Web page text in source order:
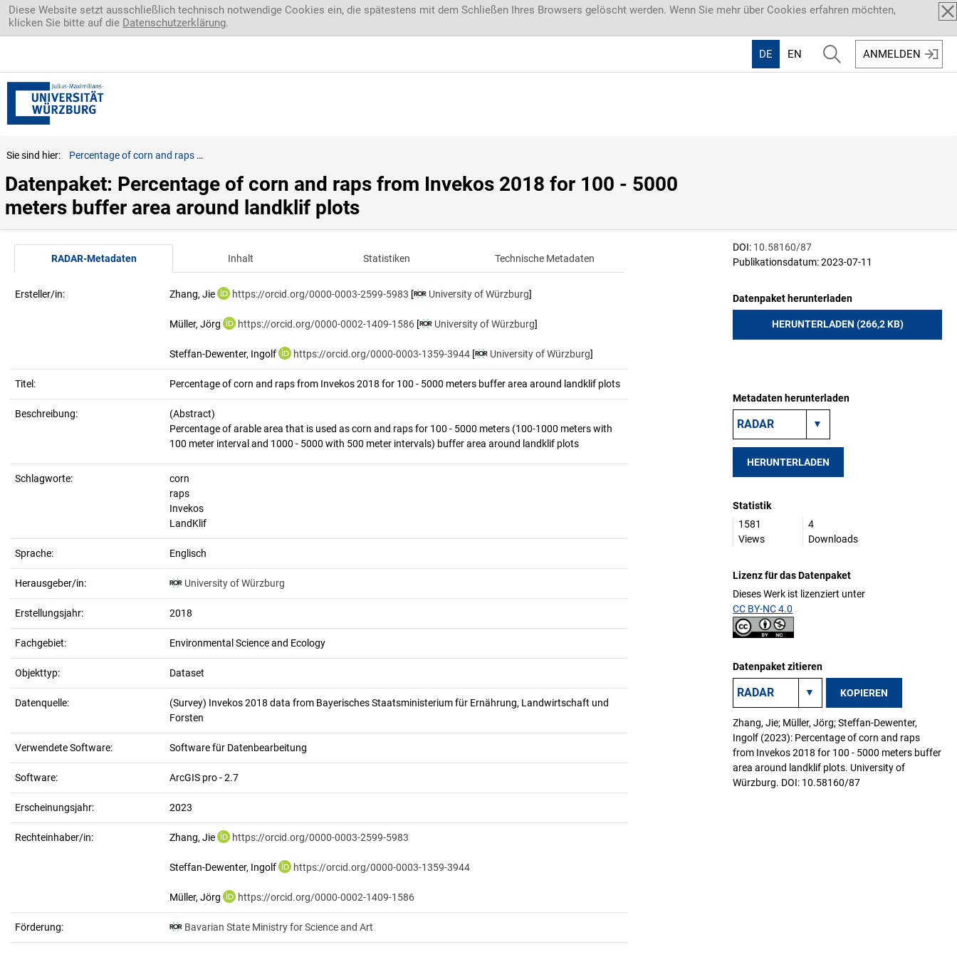
Direkt zum Inhalt
Diese Website setzt ausschließlich technisch notwendige Cookies ein, die spätestens mit dem Schließen Ihres Browsers gelöscht werden. Wenn Sie mehr über Cookies erfahren möchten,
klicken Sie bitte auf die Datenschutzerklärung.
DE EN ANMELDEN
Sie sind hier: Percentage of corn and raps from Invekos 2018 for 100 - 5000 meters buffer area around landklif plots
Datenpaket: Percentage of corn and raps from Invekos 2018 for 100 - 5000
meters buffer area around landklif plots
RADAR-Metadaten Inhalt Statistiken Technische Metadaten
Ersteller/in: Zhang, Jie https://orcid.org/0000-0003-2599-5983 [ University of Würzburg]
Müller, Jörg https://orcid.org/0000-0002-1409-1586 [ University of Würzburg]
Steffan-Dewenter, Ingolf https://orcid.org/0000-0003-1359-3944 [ University of Würzburg]
Titel: Percentage of corn and raps from Invekos 2018 for 100 - 5000 meters buffer area around landklif plots
Beschreibung:
(Abstract)
Percentage of arable area that is used as corn and raps for 100 - 5000 meters (100-1000 meters with
Schlagworte:
corn
raps
Invekos
LandKlif
Sprache: Englisch
Herausgeber/in: University of Würzburg
Erstellungsjahr: 2018
Fachgebiet: Environmental Science and Ecology
Objekttyp: Dataset
Datenquelle:
(Survey) Invekos 2018 data from Bayerisches Staatsministerium für Ernährung, Landwirtschaft und
Forsten
Verwendete Software: Software für Datenbearbeitung
Software: ArcGIS pro - 2.7
Erscheinungsjahr: 2023
Rechteinhaber/in: Zhang, Jie https://orcid.org/0000-0003-2599-5983
Steffan-Dewenter, Ingolf https://orcid.org/0000-0003-1359-3944
Müller, Jörg https://orcid.org/0000-0002-1409-1586
Förderung: Bavarian State Ministry for Science and Art
DOI: 10.58160/87
Publikationsdatum: 2023-07-11
Datenpaket herunterladen
HERUNTERLADEN (266,2 KB)
Metadaten herunterladen
HERUNTERLADEN
Statistik
1581
Views
4
Downloads
Lizenz für das Datenpaket
Dieses Werk ist lizenziert unter
CC BY-NC 4.0
Datenpaket zitieren
KOPIEREN
Zhang, Jie; Müller, Jörg; Steffan-Dewenter,
Ingolf (2023): Percentage of corn and raps
from Invekos 2018 for 100 - 5000 meters buffer
area around landklif plots. University of
Würzburg. DOI: 10.58160/87